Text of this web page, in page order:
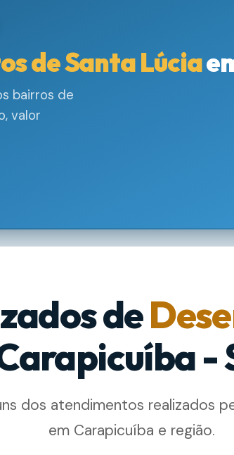
de Santa Lúcia
bairros de
valor
de
-
dos atendimentos realizados
em Carapicuíba e região.